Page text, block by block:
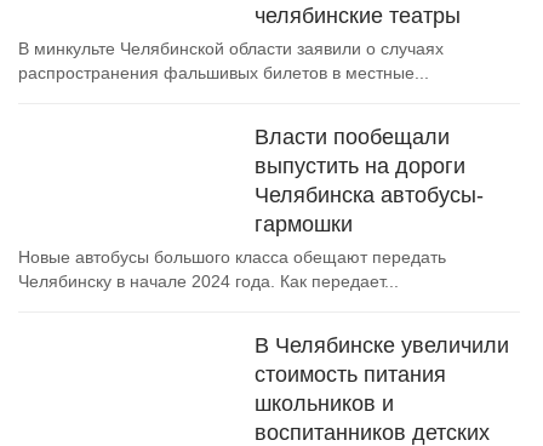
челябинские театры
В минкульте Челябинской области заявили о случаях
распространения фальшивых билетов в местные...
Власти пообещали
выпустить на дороги
Челябинска автобусы-
гармошки
Новые автобусы большого класса обещают передать
Челябинску в начале 2024 года. Как передает...
В Челябинске увеличили
стоимость питания
школьников и
воспитанников детских